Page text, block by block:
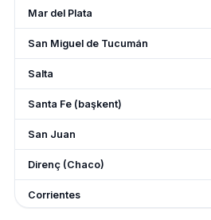
Mar del Plata
San Miguel de Tucumán
Salta
Santa Fe (başkent)
San Juan
Direnç (Chaco)
Corrientes